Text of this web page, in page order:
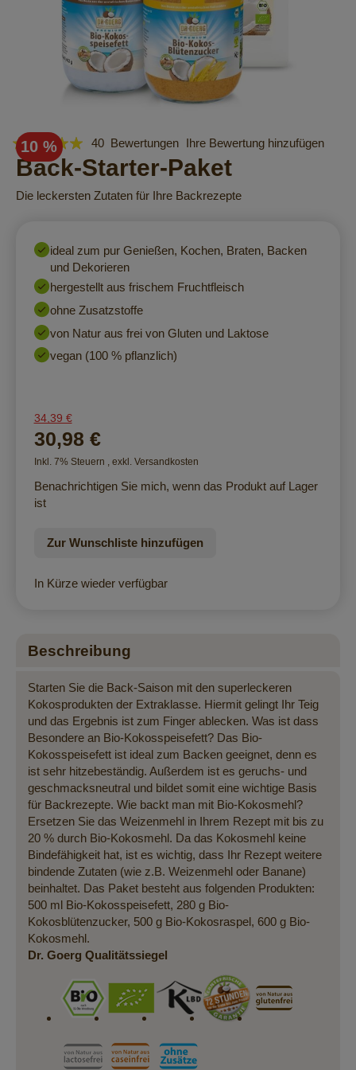
Zum
Anfang
der
Bildergalerie
10 %
Bewertung:
98
% of100
40 Bewertungen Ihre Bewertung hinzufügen
Back-Starter-Paket
Die leckersten Zutaten für Ihre Backrezepte
ideal zum pur Genießen, Kochen, Braten, Backen
und Dekorieren
hergestellt aus frischem Fruchtfleisch
ohne Zusatzstoffe
von Natur aus frei von Gluten und Laktose
vegan (100 % pflanzlich)
34,39 €
30,98 €
Inkl. 7% Steuern , exkl. Versandkosten
Benachrichtigen Sie mich, wenn das Produkt auf Lager
ist
Zur Wunschliste hinzufügen
In Kürze wieder verfügbar
Beschreibung
Starten Sie die Back-Saison mit den superleckeren
Kokosprodukten der Extraklasse. Hiermit gelingt Ihr Teig
und das Ergebnis ist zum Finger ablecken. Was ist dass
Besondere an Bio-Kokosspeisefett? Das Bio-
Kokosspeisefett ist ideal zum Backen geeignet, denn es
ist sehr hitzebeständig. Außerdem ist es geruchs- und
geschmacksneutral und bildet somit eine wichtige Basis
für Backrezepte. Wie backt man mit Bio-Kokosmehl?
Ersetzen Sie das Weizenmehl in Ihrem Rezept mit bis zu
20 % durch Bio-Kokosmehl. Da das Kokosmehl keine
Bindefähigkeit hat, ist es wichtig, dass Ihr Rezept weitere
bindende Zutaten (wie z.B. Weizenmehl oder Banane)
beinhaltet. Das Paket besteht aus folgenden Produkten:
500 ml Bio-Kokosspeisefett, 280 g Bio-
Kokosblütenzucker, 500 g Bio-Kokosraspel, 600 g Bio-
Kokosmehl.
Dr. Goerg Qualitätssiegel